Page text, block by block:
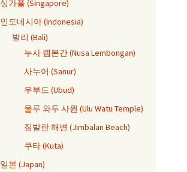
싱가폴 (Singapore)
인도네시아 (Indonesia)
발리 (Bali)
누사 렘본간 (Nusa Lembongan)
사누어 (Sanur)
우부드 (Ubud)
울루 와투 사원 (Ulu Watu Temple)
짐발란 해변 (Jimbalan Beach)
쿠타 (Kuta)
일본 (Japan)